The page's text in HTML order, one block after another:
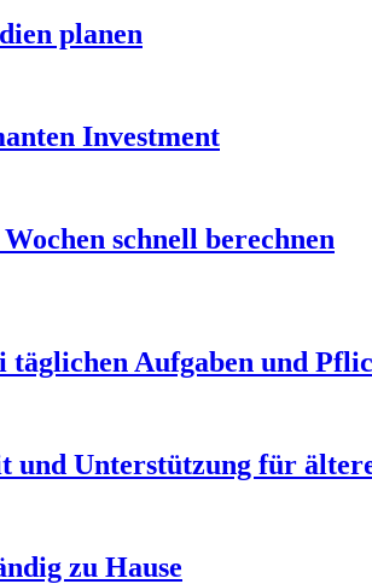
planen
Investment
schnell berechnen
Aufgaben und
Unterstützung für
zu Hause